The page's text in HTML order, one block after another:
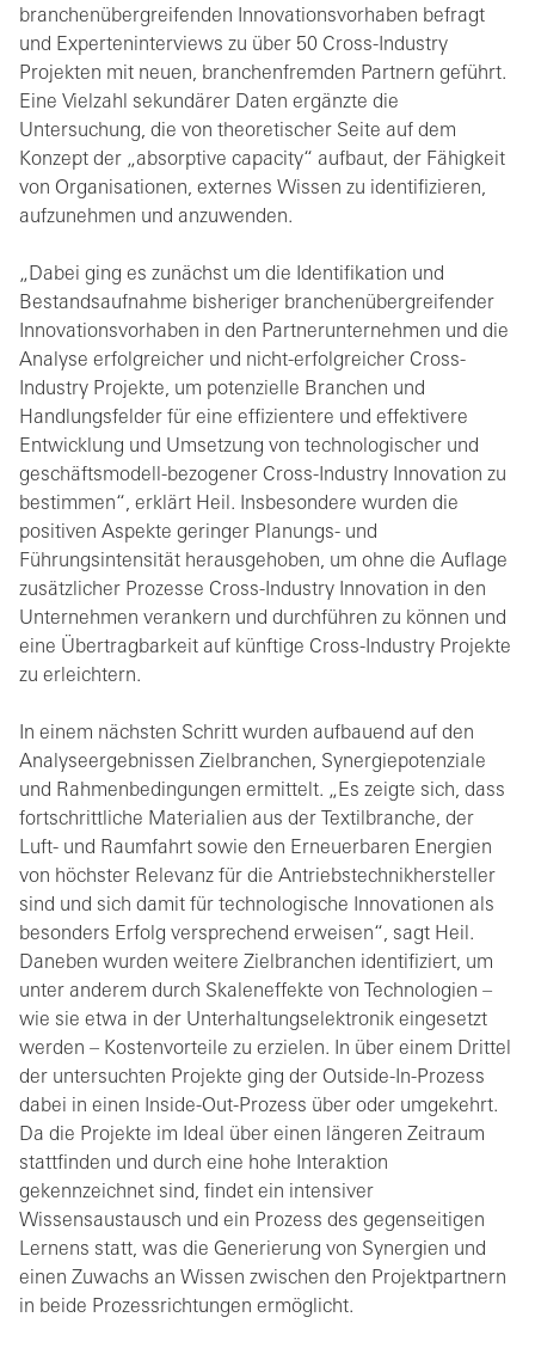
branchenübergreifenden Innovationsvorhaben befragt
und Experteninterviews zu über 50 Cross-Industry
Projekten mit neuen, branchenfremden Partnern geführt.
Eine Vielzahl sekundärer Daten ergänzte die
Untersuchung, die von theoretischer Seite auf dem
Konzept der „absorptive capacity“ aufbaut, der Fähigkeit
von Organisationen, externes Wissen zu identifizieren,
aufzunehmen und anzuwenden.
„Dabei ging es zunächst um die Identifikation und
Bestandsaufnahme bisheriger branchenübergreifender
Innovationsvorhaben in den Partnerunternehmen und die
Analyse erfolgreicher und nicht-erfolgreicher Cross-
Industry Projekte, um potenzielle Branchen und
Handlungsfelder für eine effizientere und effektivere
Entwicklung und Umsetzung von technologischer und
geschäftsmodell-bezogener Cross-Industry Innovation zu
bestimmen“, erklärt Heil. Insbesondere wurden die
positiven Aspekte geringer Planungs- und
Führungsintensität herausgehoben, um ohne die Auflage
zusätzlicher Prozesse Cross-Industry Innovation in den
Unternehmen verankern und durchführen zu können und
eine Übertragbarkeit auf künftige Cross-Industry Projekte
zu erleichtern.
In einem nächsten Schritt wurden aufbauend auf den
Analyseergebnissen Zielbranchen, Synergiepotenziale
und Rahmenbedingungen ermittelt. „Es zeigte sich, dass
fortschrittliche Materialien aus der Textilbranche, der
Luft- und Raumfahrt sowie den Erneuerbaren Energien
von höchster Relevanz für die Antriebstechnikhersteller
sind und sich damit für technologische Innovationen als
besonders Erfolg versprechend erweisen“, sagt Heil.
Daneben wurden weitere Zielbranchen identifiziert, um
unter anderem durch Skaleneffekte von Technologien –
wie sie etwa in der Unterhaltungselektronik eingesetzt
werden – Kostenvorteile zu erzielen. In über einem Drittel
der untersuchten Projekte ging der Outside-In-Prozess
dabei in einen Inside-Out-Prozess über oder umgekehrt.
Da die Projekte im Ideal über einen längeren Zeitraum
stattfinden und durch eine hohe Interaktion
gekennzeichnet sind, findet ein intensiver
Wissensaustausch und ein Prozess des gegenseitigen
Lernens statt, was die Generierung von Synergien und
einen Zuwachs an Wissen zwischen den Projektpartnern
in beide Prozessrichtungen ermöglicht.